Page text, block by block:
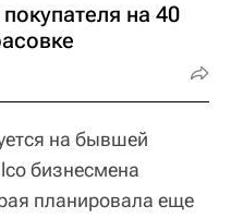
на 40
на бывшей
бизнесмена
планировала еще